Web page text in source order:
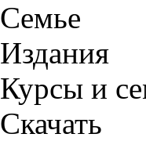
Семье
Издания
Курсы и
Скачать